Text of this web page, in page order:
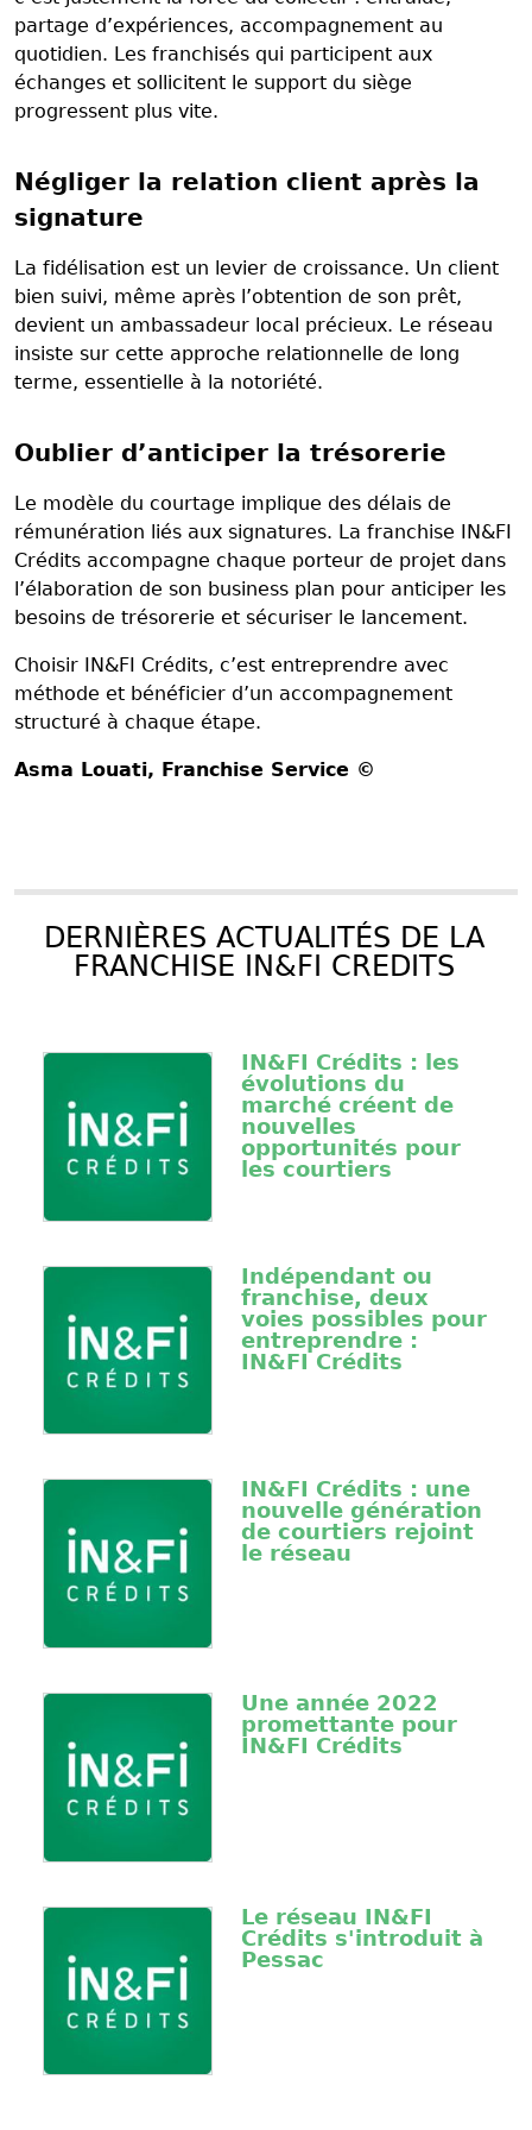
partage d’expériences, accompagnement au
quotidien. Les franchisés qui participent aux
échanges et sollicitent le support du siège
progressent plus vite.
Négliger la relation client après la
signature
La fidélisation est un levier de croissance. Un client
bien suivi, même après l’obtention de son prêt,
devient un ambassadeur local précieux. Le réseau
insiste sur cette approche relationnelle de long
terme, essentielle à la notoriété.
Oublier d’anticiper la trésorerie
Le modèle du courtage implique des délais de
rémunération liés aux signatures. La franchise IN&FI
Crédits accompagne chaque porteur de projet dans
l’élaboration de son business plan pour anticiper les
besoins de trésorerie et sécuriser le lancement.
Choisir IN&FI Crédits, c’est entreprendre avec
méthode et bénéficier d’un accompagnement
structuré à chaque étape.
Asma Louati, Franchise Service ©
DERNIÈRES ACTUALITÉS DE LA
FRANCHISE IN&FI CREDITS
IN&FI Crédits : les
évolutions du
marché créent de
nouvelles
opportunités pour
les courtiers
Indépendant ou
franchise, deux
voies possibles pour
entreprendre :
IN&FI Crédits
IN&FI Crédits : une
nouvelle génération
de courtiers rejoint
le réseau
Une année 2022
promettante pour
IN&FI Crédits
Le réseau IN&FI
Crédits s'introduit à
Pessac